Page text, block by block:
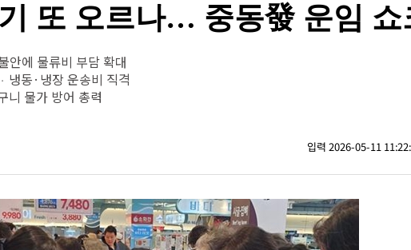
또 오르나… 중동發 운임
에 물류비 부담 확대
냉동·냉장 운송비 직격
니 물가 방어 총력
입력 2026-05-11